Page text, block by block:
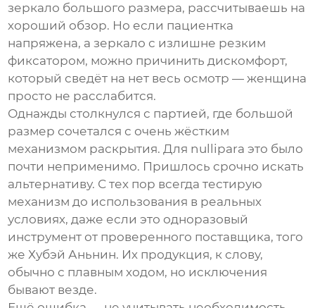
зеркало большого размера, рассчитываешь на
хороший обзор. Но если пациентка
напряжена, а зеркало с излишне резким
фиксатором, можно причинить дискомфорт,
который сведёт на нет весь осмотр — женщина
просто не расслабится.
Однажды столкнулся с партией, где большой
размер сочетался с очень жёстким
механизмом раскрытия. Для nullipara это было
почти неприменимо. Пришлось срочно искать
альтернативу. С тех пор всегда тестирую
механизм до использования в реальных
условиях, даже если это одноразовый
инструмент от проверенного поставщика, того
жеХубэй Аньнин. Их продукция, к слову,
обычно с плавным ходом, но исключения
бывают везде.